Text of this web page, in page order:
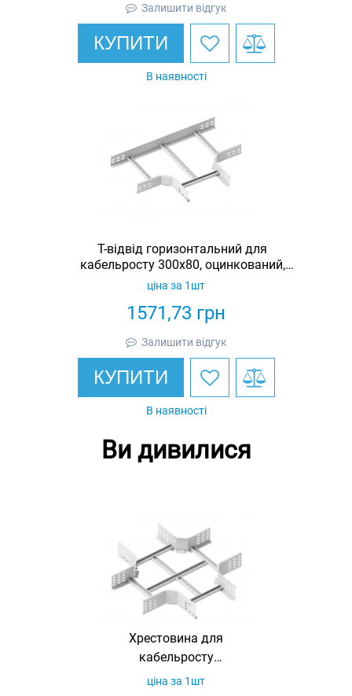
Залишити відгук
КУПИТИ
В наявності
Т-відвід горизонтальний для
кабельросту 300х80, оцинкований,
Ardic
1571,73 грн
ціна за 1шт
Залишити відгук
КУПИТИ
В наявності
Ви дивилися
Хрестовина для
кабельросту
200х100,
ціна за 1шт